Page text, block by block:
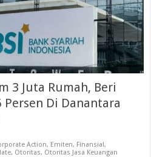
3 Juta Rumah, Beri
Di Danantara
Action, Emiten, Finansial,
, Otoritas, Otoritas Jasa Keuangan